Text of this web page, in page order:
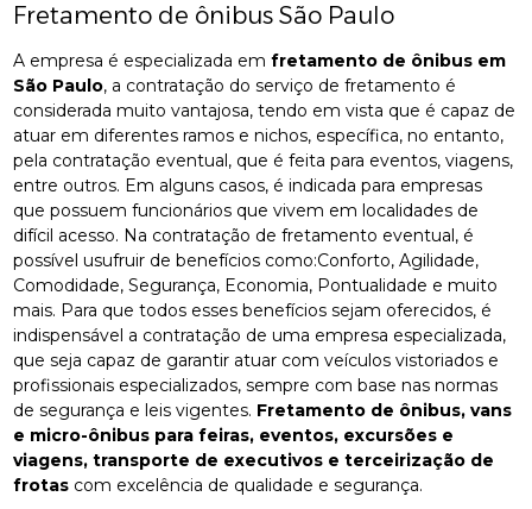
Fretamento de ônibus São Paulo
A empresa é especializada emfretamento de ônibus em
São Paulo, a contratação do serviço de fretamento é
considerada muito vantajosa, tendo em vista que é capaz de
atuar em diferentes ramos e nichos, específica, no entanto,
pela contratação eventual, que é feita para eventos, viagens,
entre outros. Em alguns casos, é indicada para empresas
que possuem funcionários que vivem em localidades de
difícil acesso. Na contratação de fretamento eventual, é
possível usufruir de benefícios como:Conforto, Agilidade,
Comodidade, Segurança, Economia, Pontualidade e muito
mais. Para que todos esses benefícios sejam oferecidos, é
indispensável a contratação de uma empresa especializada,
que seja capaz de garantir atuar com veículos vistoriados e
profissionais especializados, sempre com base nas normas
de segurança e leis vigentes. Fretamento de ônibus, vans
e micro-ônibus para feiras, eventos, excursões e
viagens, transporte de executivos e terceirização de
frotas com excelência de qualidade e segurança.